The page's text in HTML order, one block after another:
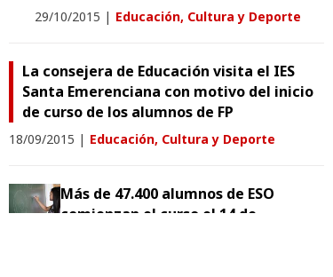
29/10/2015 | Educación, Cultura y Deporte
La consejera de Educación visita el IES
Santa Emerenciana con motivo del inicio
de curso de los alumnos de FP
18/09/2015 | Educación, Cultura y Deporte
Más de 47.400 alumnos de ESO
comienzan el curso el 14 de